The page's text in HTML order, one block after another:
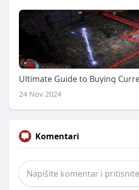
24 Nov 2024
Komentari